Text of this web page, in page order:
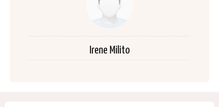
Irene Milito